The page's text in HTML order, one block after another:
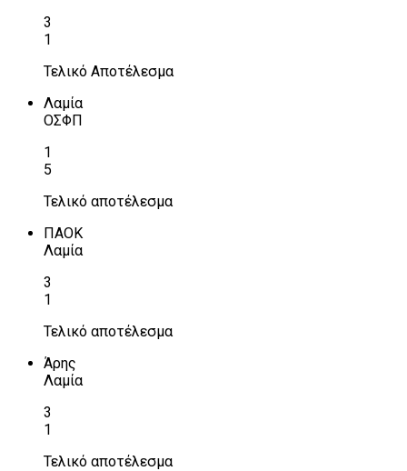
3
1
Τελικό Αποτέλεσμα
Λαμία
ΟΣΦΠ
1
5
Τελικό αποτέλεσμα
ΠΑΟΚ
Λαμία
3
1
Τελικό αποτέλεσμα
Άρης
Λαμία
3
1
Τελικό αποτέλεσμα